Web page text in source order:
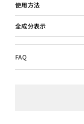
使用方法
全成分表示
FAQ